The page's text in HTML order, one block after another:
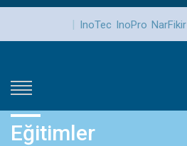
| InoTec InoPro NarFikir
Eğitimler